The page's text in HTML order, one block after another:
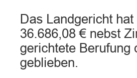
Das Landgericht
36.686,08 € nebst
gerichtete Berufung
geblieben.